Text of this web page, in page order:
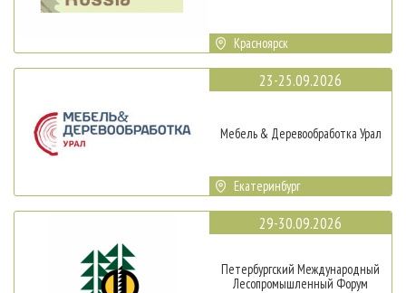
Красноярск
23-25.09.2026
Мебель & Деревообработка Урал
Екатеринбург
29-30.09.2026
Петербургский Международный
Лесопромышленный Форум